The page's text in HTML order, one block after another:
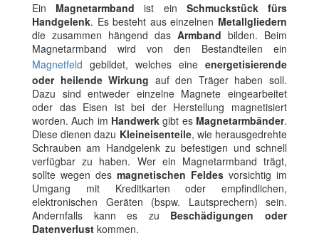
Ein Magnetarmband ist ein Schmuckstück fürs
Handgelenk. Es besteht aus einzelnen Metallgliedern
die zusammen hängend das Armband bilden. Beim
Magnetarmband wird von den Bestandteilen ein
Magnetfeld gebildet, welches eine energetisierende
oder heilende Wirkung auf den Träger haben soll.
Dazu sind entweder einzelne Magnete eingearbeitet
oder das Eisen ist bei der Herstellung magnetisiert
worden. Auch im Handwerk gibt es Magnetarmbänder.
Diese dienen dazu Kleineisenteile, wie herausgedrehte
Schrauben am Handgelenk zu befestigen und schnell
verfügbar zu haben. Wer ein Magnetarmband trägt,
sollte wegen des magnetischen Feldes vorsichtig im
Umgang mit Kreditkarten oder empfindlichen,
elektronischen Geräten (bspw. Lautsprechern) sein.
Andernfalls kann es zu Beschädigungen oder
Datenverlust kommen.